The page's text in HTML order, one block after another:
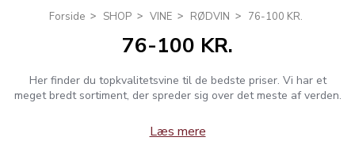
n
Forside SHOP VINE RØDVIN 76-100 KR.
76-100 KR.
Her finder du topkvalitetsvine til de bedste priser. Vi har et
meget bredt sortiment, der spreder sig over det meste af verden.
Læs mere